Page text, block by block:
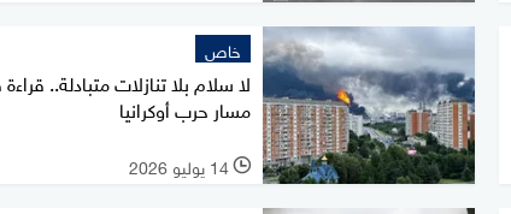
خاص
لا سلام بلا تنازلات متبادلة..
مسار حرب أوكرانيا
l 14 يوليو 2026